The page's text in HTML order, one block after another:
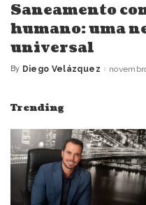
Saneamento
humano: uma
universal
Posted
By Diego Velázquez
Trending